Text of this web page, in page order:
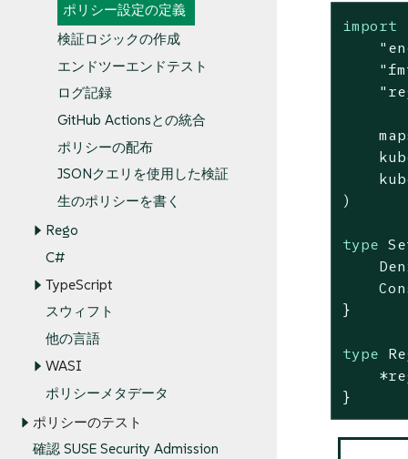
ポリシー設定の定義
検証ロジックの作成
エンドツーエンドテスト
ログ記録
GitHub Actionsとの統合
ポリシーの配布
JSONクエリを使用した検証
生のポリシーを書く
Rego
C#
TypeScript
スウィフト
他の言語
WASI
ポリシーメタデータ
ポリシーのテスト
確認 SUSE Security Admission
import
)
type
}
type
}